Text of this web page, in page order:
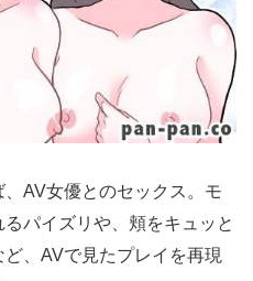
AV女優とのセックス。モ
パイズリや、頬をキュッと
、AVで見たプレイを再現